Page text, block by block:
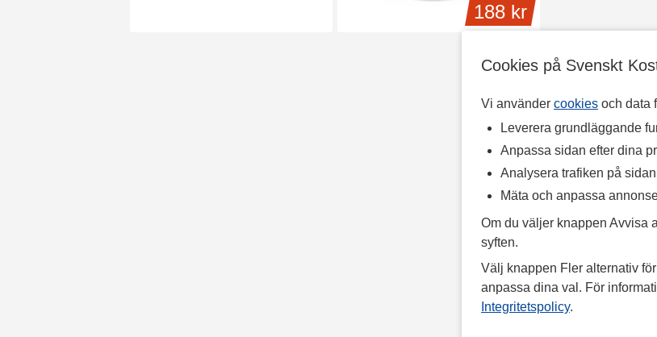
Cookies på Svenskt
Vi använder cookies och data
Leverera grundläggande
Anpassa sidan efter dina
Analysera trafiken på sidan
Mäta och anpassa
Om du väljer knappen Avvisa
syften.
Välj knappen Fler alternativ
anpassa dina val. För
Integritetspolicy.
188 kr